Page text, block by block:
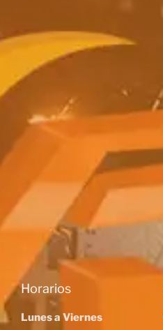
Horarios
Lunes a Viernes